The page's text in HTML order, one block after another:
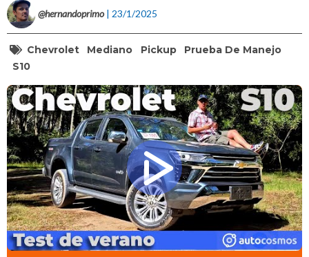
@hernandoprimo | 23/1/2025
Chevrolet Mediano Pickup
Prueba De Manejo
S10